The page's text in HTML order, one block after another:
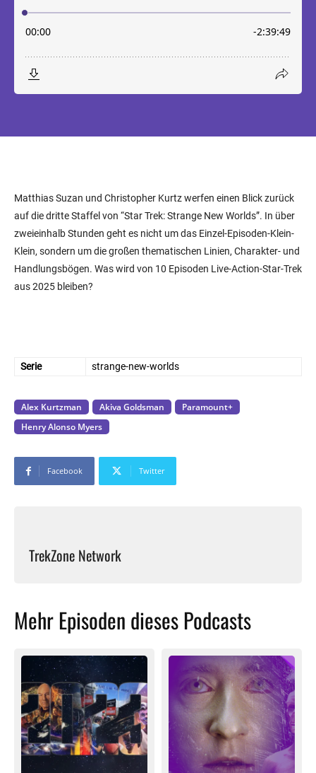
Matthias Suzan und Christopher Kurtz werfen einen Blick zurück
auf die dritte Staffel von “Star Trek: Strange New Worlds”. In über
zweieinhalb Stunden geht es nicht um das Einzel-Episoden-Klein-
Klein, sondern um die großen thematischen Linien, Charakter- und
Handlungsbögen. Was wird von 10 Episoden Live-Action-Star-Trek
aus 2025 bleiben?
Serie strange-new-worlds
Alex Kurtzman Akiva Goldsman
Paramount+
Henry Alonso Myers
Facebook Twitter
TrekZone Network
Mehr Episoden dieses Podcasts